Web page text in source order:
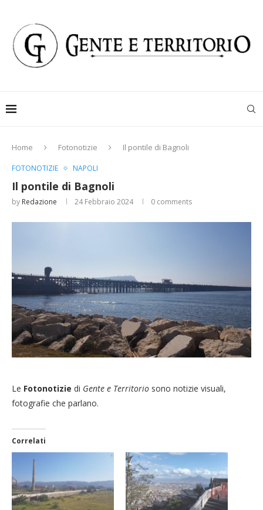
Home Fotonotizie Il pontile di Bagnoli
FOTONOTIZIE NAPOLI
Il pontile di Bagnoli
by Redazione 24 Febbraio 2024 0 comments
Le Fotonotizie di Gente e Territorio sono notizie visuali,
fotografie che parlano.
Correlati